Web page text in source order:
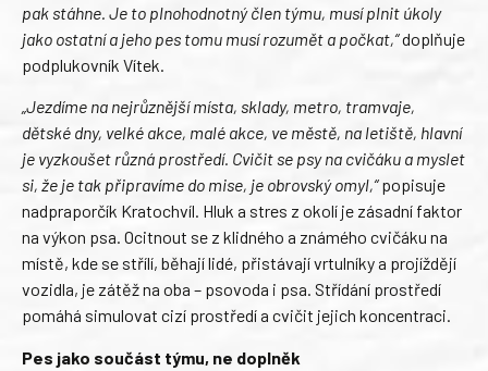
pak stáhne. Je to plnohodnotný člen týmu, musí plnit úkoly
jako ostatní a jeho pes tomu musí rozumět a počkat,“doplňuje
podplukovník Vítek.
„Jezdíme na nejrůznější místa, sklady, metro, tramvaje,
dětské dny, velké akce, malé akce, ve městě, na letiště, hlavní
je vyzkoušet různá prostředí. Cvičit se psy na cvičáku a myslet
si, že je tak připravíme do mise, je obrovský omyl,“popisuje
nadpraporčík Kratochvíl. Hluk a stres z okolí je zásadní faktor
na výkon psa. Ocitnout se z klidného a známého cvičáku na
místě, kde se střílí, běhají lidé, přistávají vrtulníky a projíždějí
vozidla, je zátěž na oba – psovoda i psa. Střídání prostředí
pomáhá simulovat cizí prostředí a cvičit jejich koncentraci.
Pes jako součást týmu, ne doplněk